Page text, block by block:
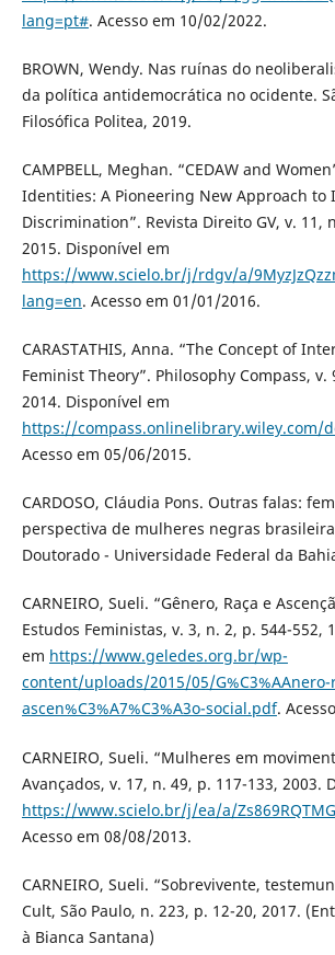
lang=pt#. Acesso em 10/02/2022.
BROWN, Wendy. Nas ruínas do
da política antidemocrática no ocidente.
Filosófica Politea, 2019.
CAMPBELL, Meghan. “CEDAW and
Identities: A Pioneering New Approach to
Discrimination”. Revista Direito GV, v. 11,
2015. Disponível em
https://www.scielo.br/j/rdgv/a/
lang=en. Acesso em 01/01/2016.
CARASTATHIS, Anna. “The Concept of
Feminist Theory”. Philosophy Compass, v.
2014. Disponível em
https://compass.onlinelibrary.wiley.com/
Acesso em 05/06/2015.
CARDOSO, Cláudia Pons. Outras falas:
perspectiva de mulheres negras
Doutorado - Universidade Federal da
CARNEIRO, Sueli. “Gênero, Raça e
Estudos Feministas, v. 3, n. 2, p. 544-552,
em https://www.geledes.org.br/wp-
content/uploads/2015/05/G%C3%AAnero-
ascen%C3%A7%C3%A3o-social.pdf.
CARNEIRO, Sueli. “Mulheres em
Avançados, v. 17, n. 49, p. 117-133, 2003.
https://www.scielo.br/j/ea/a/
Acesso em 08/08/2013.
CARNEIRO, Sueli. “Sobrevivente,
Cult, São Paulo, n. 223, p. 12-20, 2017.
à Bianca Santana)